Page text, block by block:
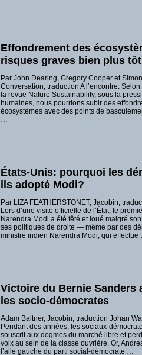
Effondrement des
risques graves bien plus
Par John Dearing, Gregory Cooper et
Conversation, traduction A l’encontre.
la revue Nature Sustainability, sous la
humaines, nous pourrions subir des
écosystèmes avec des points de
…
États-Unis: pourquoi les
ils adopté Modi?
Par LIZA FEATHERSTONET, Jacobin,
Lors d’une visite officielle de l’État, le
Narendra Modi a été fêté et loué malgré
ses politiques de droite — même par des
ministre indien Narendra Modi, qui
Victoire du Bernie Sanders
les socio-démocrates
Adam Baltner, Jacobin, traduction Johan
Pendant des années, les sociaux-
souscrit aux dogmes du marché libre et
voix au sein de la classe ouvrière. Or,
l’aile gauche du parti social-démocrate …